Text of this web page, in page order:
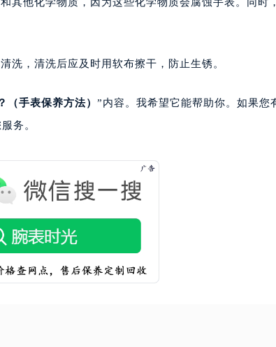
，清洗后应及时用软布擦干，防止生锈。
（手表保养方法） ”内容。我希望它能帮助你。如果您
务。